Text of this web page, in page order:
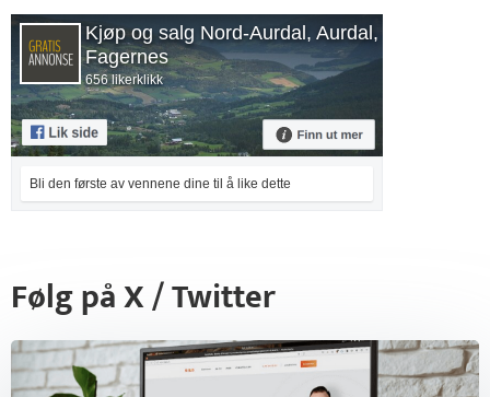
Kjøp og salg Nord-Aurdal, Aurdal,
Fagernes
656 likerklikk
Bli den første av vennene dine til å like dette
Følg på X / Twitter